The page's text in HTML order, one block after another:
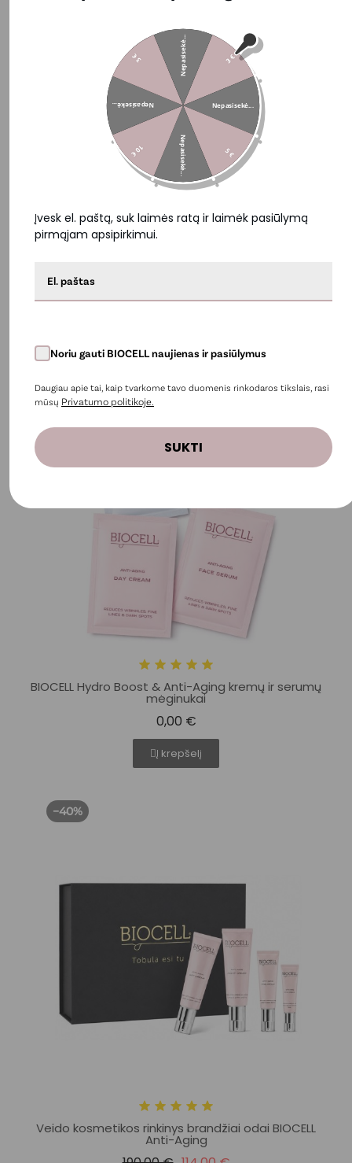
Paakių kremas nuo raukšlių, tamsių paakių ir
BIOCELL Hydro Boost & Anti-Aging kremų ir serumų
mėginukai
0,00 €
Į krepšelį
−40%
Veido kosmetikos rinkinys brandžiai odai BIOCELL
Anti-Aging
3 €
Nepasisekė...
5 €
Nepasisekė...
10 €
Nepasisekė...
3 € Nepasisekė...
Įvesk el. paštą, suk laimės ratą ir laimėk pasiūlymą
pirmąjam apsipirkimui.
Noriu gauti BIOCELL naujienas ir pasiūlymus
Daugiau apie tai, kaip tvarkome tavo duomenis rinkodaros tikslais, rasi
mūsų Privatumo politikoje.
SUKTI